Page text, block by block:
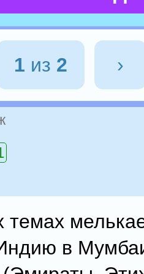
1 из 2 ›
темах
в